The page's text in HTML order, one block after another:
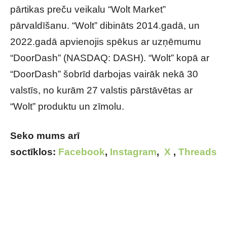
pārtikas preču veikalu “Wolt Market”
pārvaldīšanu. “Wolt” dibināts 2014.gadā, un
2022.gadā apvienojis spēkus ar uzņēmumu
“DoorDash” (NASDAQ: DASH). “Wolt” kopā ar
“DoorDash” šobrīd darbojas vairāk nekā 30
valstīs, no kurām 27 valstis pārstāvētas ar
“Wolt” produktu un zīmolu.
Seko mums arī
soctīklos: Facebook, Instagram, X , Threads